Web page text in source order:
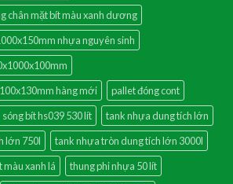
chân mặt bít màu xanh dương
nhựa nguyên sinh
hàng mới
pallet đóng cont
sóng bít hs039 530 lít
tank nhựa dung tích lớn
lớn 750l
tank nhựa tròn dung tích lớn 3000l
màu xanh lá
thung phi nhựa 50 lít